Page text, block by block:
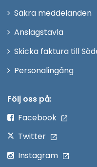
fönster
Säkra meddelanden
Anslagstavla
Skicka faktura till
PersonalingångÖppna
Följ oss på:
Facebook
Twitter
Instagram